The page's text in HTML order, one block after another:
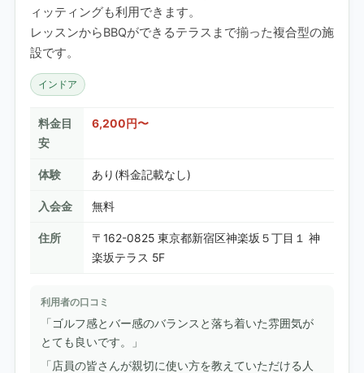
ィッティングも利用できます。
レッスンからBBQができるテラスまで揃った複合型の施
設です。
インドア
料金目
安
6,200円〜
体験 あり(料金記載なし)
入会金 無料
住所
〒162-0825 東京都新宿区神楽坂５丁目１ 神
楽坂テラス 5F
利用者の口コミ
「ゴルフ感とバー感のバランスと落ち着いた雰囲気が
とても良いです。」
「店員の皆さんが親切に使い方を教えていただける人